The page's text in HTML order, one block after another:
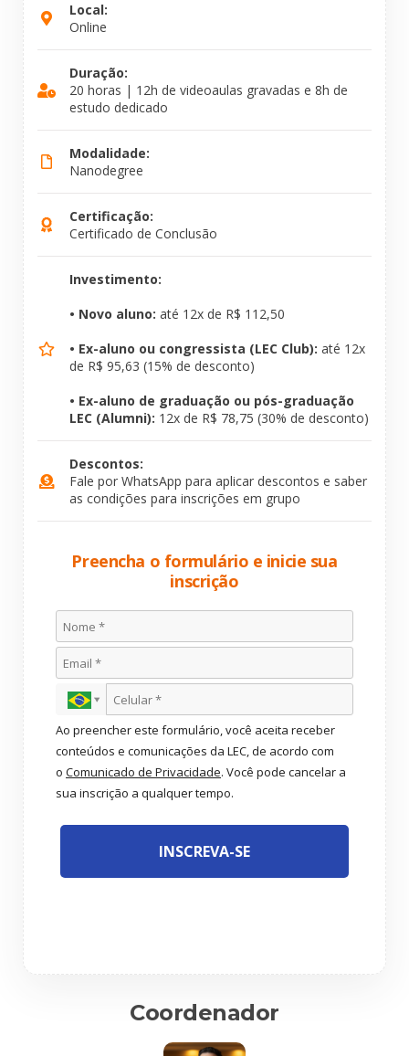
Local:
Online
Duração:
20 horas | 12h de videoaulas gravadas e 8h de
estudo dedicado
Modalidade:
Nanodegree
Certificação:
Certificado de Conclusão
Investimento:
• Novo aluno: até 12x de R$ 112,50
• Ex-aluno ou congressista (LEC Club): até 12x
de R$ 95,63 (15% de desconto)
• Ex-aluno de graduação ou pós-graduação
LEC (Alumni): 12x de R$ 78,75 (30% de desconto)
Descontos:
Fale por WhatsApp para aplicar descontos e saber
as condições para inscrições em grupo
Preencha o formulário e inicie sua
inscrição
Ao preencher este formulário, você aceita receber
conteúdos e comunicações da LEC, de acordo com
o Comunicado de Privacidade. Você pode cancelar a
sua inscrição a qualquer tempo.
INSCREVA-SE
Coordenador